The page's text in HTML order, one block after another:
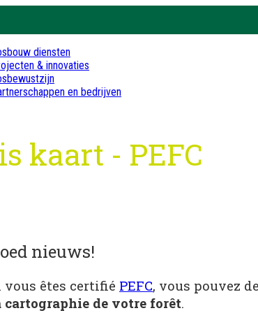
diensten
& innovaties
en bedrijven
kaart - PEFC
nieuws!
vous êtes certifié PEFC, vous pouvez
cartographie de votre forêt.